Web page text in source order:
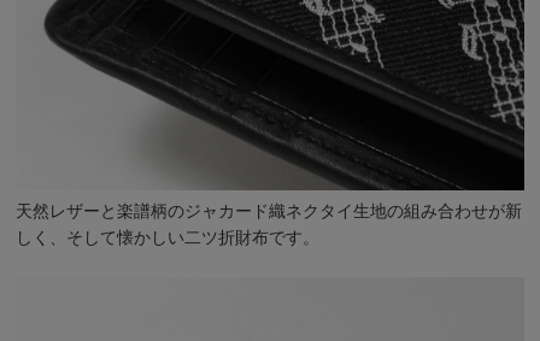
天然レザーと楽譜柄のジャカード織ネクタイ生地の組み合わせが新
しく、そして懐かしい二ツ折財布です。